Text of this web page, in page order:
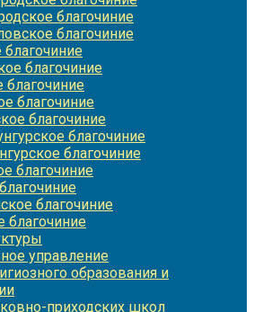
благочиние
благочиние
благочиние
благочиние
благочиние
благочиние
благочиние
благочиние
благочиние
благочиние
благочиние
благочиние
управление
образования и
приходских школ